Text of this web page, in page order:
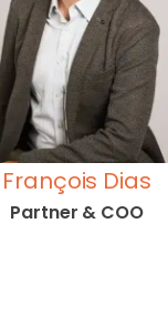
François Dias
Partner & COO